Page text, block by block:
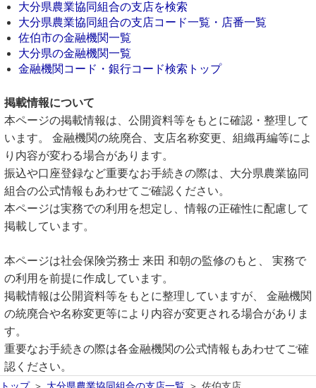
大分県農業協同組合の支店を検索
大分県農業協同組合の支店コード一覧・店番一覧
佐伯市の金融機関一覧
大分県の金融機関一覧
金融機関コード・銀行コード検索トップ
掲載情報について
本ページの掲載情報は、公開資料等をもとに確認・整理して
います。 金融機関の統廃合、支店名称変更、組織再編等によ
り内容が変わる場合があります。
振込や口座登録など重要なお手続きの際は、大分県農業協同
組合の公式情報もあわせてご確認ください。
本ページは実務での利用を想定し、情報の正確性に配慮して
掲載しています。
本ページは社会保険労務士 来田 和朝の監修のもと、 実務で
の利用を前提に作成しています。
掲載情報は公開資料等をもとに整理していますが、 金融機関
の統廃合や名称変更等により内容が変更される場合がありま
す。
重要なお手続きの際は各金融機関の公式情報もあわせてご確
認ください。